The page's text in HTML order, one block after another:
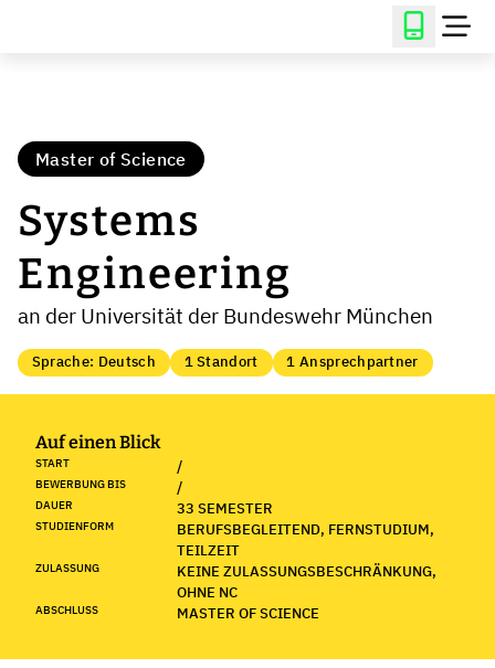
Master of Science
Systems
Engineering
an der Universität der Bundeswehr München
Sprache: Deutsch 1 Standort 1 Ansprechpartner
Auf einen Blick
START /
BEWERBUNG BIS /
DAUER 33 SEMESTER
STUDIENFORM
BERUFSBEGLEITEND, FERNSTUDIUM,
TEILZEIT
ZULASSUNG
KEINE ZULASSUNGSBESCHRÄNKUNG,
OHNE NC
ABSCHLUSS MASTER OF SCIENCE